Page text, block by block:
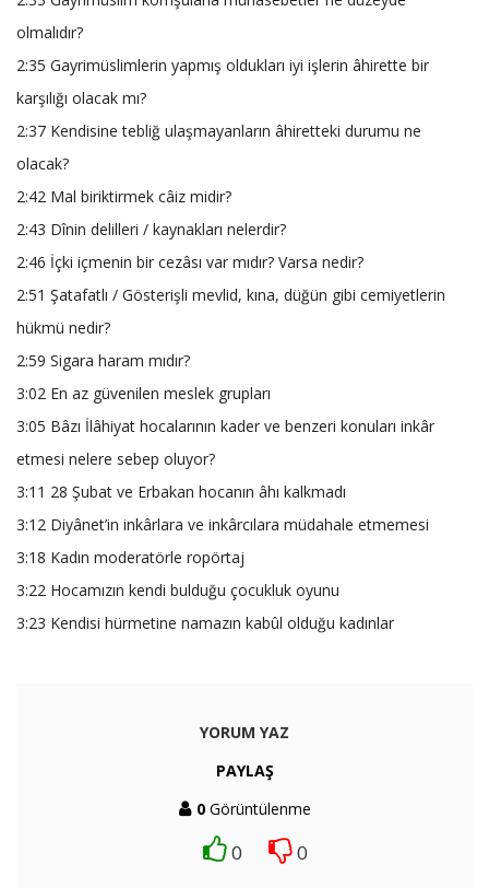
olmalıdır?
2:35 Gayrimüslimlerin yapmış oldukları iyi işlerin âhirette bir
karşılığı olacak mı?
2:37 Kendisine tebliğ ulaşmayanların âhiretteki durumu ne
olacak?
2:42 Mal biriktirmek câiz midir?
2:43 Dînin delilleri / kaynakları nelerdir?
2:46 İçki içmenin bir cezâsı var mıdır? Varsa nedir?
2:51 Şatafatlı / Gösterişli mevlid, kına, düğün gibi cemiyetlerin
hükmü nedir?
2:59 Sigara haram mıdır?
3:02 En az güvenilen meslek grupları
3:05 Bâzı İlâhiyat hocalarının kader ve benzeri konuları inkâr
etmesi nelere sebep oluyor?
3:11 28 Şubat ve Erbakan hocanın âhı kalkmadı
3:12 Diyânet’in inkârlara ve inkârcılara müdahale etmemesi
3:18 Kadın moderatörle ropörtaj
3:22 Hocamızın kendi bulduğu çocukluk oyunu
3:23 Kendisi hürmetine namazın kabûl olduğu kadınlar
YORUM YAZ
PAYLAŞ
0Görüntülenme
0 0